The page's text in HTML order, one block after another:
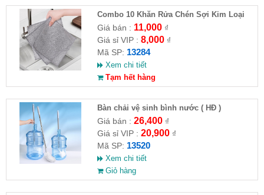
Combo 10 Khăn Rửa Chén Sợi Kim Loại
Giá bán : 11,000₫
Giá sỉ VIP : 8,000₫
Mã SP: 13284
Xem chi tiết
Tạm hết hàng
Bàn chải vệ sinh bình nước ( HĐ )
Giá bán : 26,400₫
Giá sỉ VIP : 20,900₫
Mã SP: 13520
Xem chi tiết
Giỏ hàng